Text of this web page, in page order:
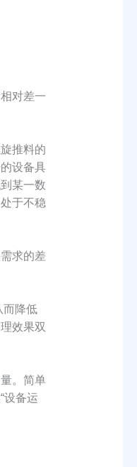
对差一
推料的
设备具
某一数
于不稳
求的差
而降低
效果双
。简单
设备运